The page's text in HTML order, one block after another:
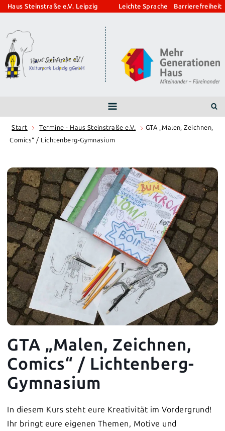
Zum
springen
Haus Steinstraße e.V. Leipzig Leichte Sprache Barrierefreiheit
Start Termine - Haus Steinstraße e.V.
GTA „Malen, Zeichnen,
Comics“ / Lichtenberg-Gymnasium
GTA „Malen, Zeichnen,
Comics“ / Lichtenberg-
Gymnasium
In diesem Kurs steht eure Kreativität im Vordergrund!
Ihr bringt eure eigenen Themen, Motive und